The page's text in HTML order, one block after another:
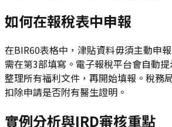
如何在報稅表中申報
在BIR60表格中，津貼資料毋須主動申
需在第3部填寫。電子報稅平台會自動
整理所有福利文件，再開始填報。稅務
扣除申請是否附有醫生證明。
實例分析與IRD審核重點